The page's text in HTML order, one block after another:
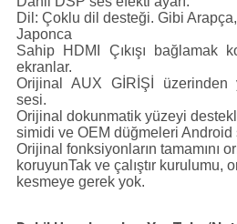
Dil: Çoklu dil desteği. Gibi
Japonca
Sahip
HDMI Çıkışı bağlamak
ekranlar.
Orijinal AUX GİRİŞİ üzerinden
sesi.
Orijinal dokunmatik yüzeyi
simidi ve OEM düğmeleri Android
Orijinal fonksiyonların tamamını
koruyunTak ve çalıştır kurulumu,
kesmeye gerek yok.